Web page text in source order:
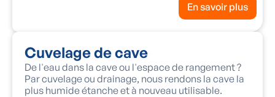
En savoir plus
Cuvelage de cave
De l'eau dans la cave ou l'espace de rangement ?
Par cuvelage ou drainage, nous rendons la cave la
plus humide étanche et à nouveau utilisable.